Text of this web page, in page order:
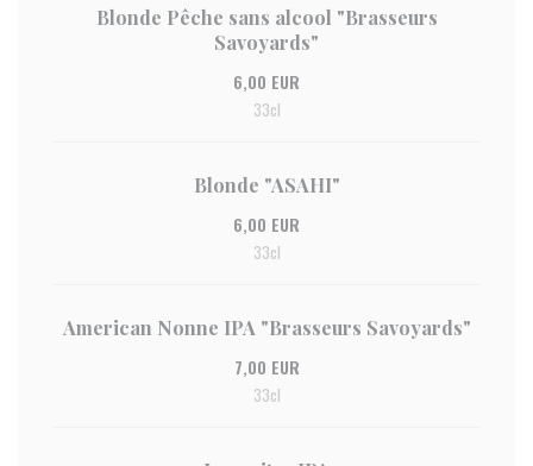
Blonde Pêche sans alcool "Brasseurs
Savoyards"
6,00 EUR
33cl
Blonde "ASAHI"
6,00 EUR
33cl
American Nonne IPA "Brasseurs Savoyards"
7,00 EUR
33cl